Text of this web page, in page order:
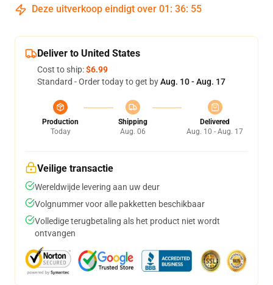
Deze uitverkoop eindigt over 01 : 36: 54
Deliver to United States
Cost to ship:$6.99
Standard - Order today to get byAug. 10 - Aug. 17
Production
Today
Shipping
Aug. 06
Delivered
Aug. 10 - Aug. 17
Veilige transactie
Wereldwijde levering aan uw deur
Volgnummer voor alle pakketten beschikbaar
Volledige terugbetaling als het product niet wordt
ontvangen